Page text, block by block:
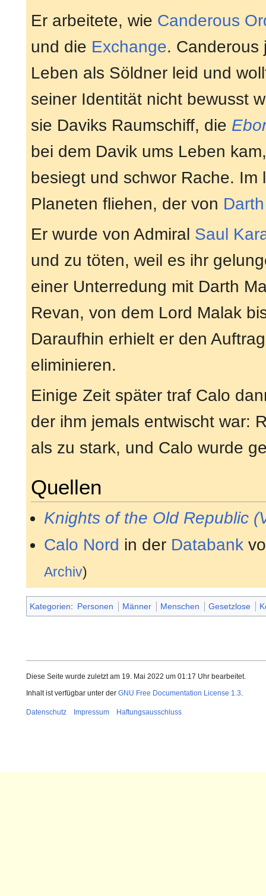
Er arbeitete, wie Canderous
und die Exchange. Canderous
Leben als Söldner leid und
seiner Identität nicht bewusst
sie Daviks Raumschiff, die
bei dem Davik ums Leben
besiegt und schwor Rache.
Planeten fliehen, der von
Er wurde von Admiral Saul
und zu töten, weil es ihr
einer Unterredung mit Darth
Revan, von dem Lord Malak
Daraufhin erhielt er den
eliminieren.
Einige Zeit später traf Calo
der ihm jemals entwischt war:
als zu stark, und Calo wurde
Quellen
Knights of the Old Republic
Calo Nord in der Databank
Archiv)
Kategorien: Personen Männer Menschen Gesetzlose
Diese Seite wurde zuletzt am 19. Mai 2022 um 01:17 Uhr bearbeitet.
Inhalt ist verfügbar unter der GNU Free Documentation License 1.3
Datenschutz Impressum Haftungsausschluss